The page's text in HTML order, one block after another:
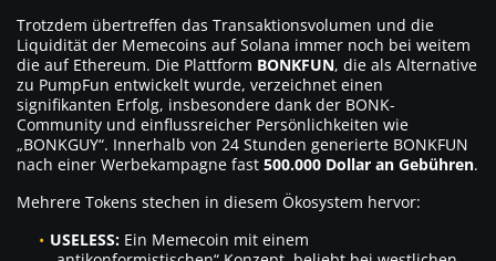
Trotzdem übertreffen das Transaktionsvolumen und die
Liquidität der Memecoins auf Solana immer noch bei weitem
die auf Ethereum. Die Plattform BONKFUN, die als Alternative
zu PumpFun entwickelt wurde, verzeichnet einen
signifikanten Erfolg, insbesondere dank der BONK-
Community und einflussreicher Persönlichkeiten wie
„BONKGUY“. Innerhalb von 24 Stunden generierte BONKFUN
nach einer Werbekampagne fast 500.000 Dollar an Gebühren.
Mehrere Tokens stechen in diesem Ökosystem hervor:
USELESS: Ein Memecoin mit einem